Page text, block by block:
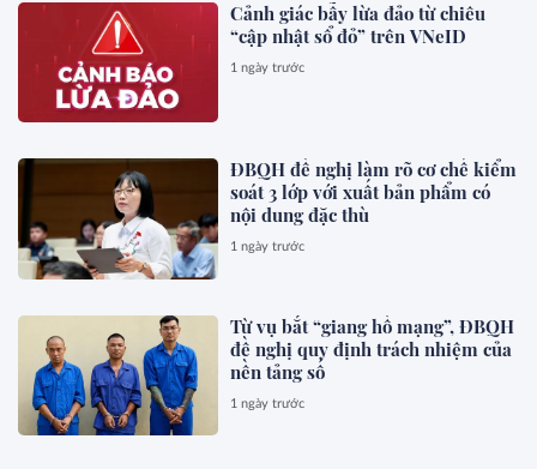
Cảnh giác bẫy lừa đảo từ chiêu
“cập nhật sổ đỏ” trên VNeID
1 ngày trước
ĐBQH đề nghị làm rõ cơ chế kiểm
soát 3 lớp với xuất bản phẩm có
nội dung đặc thù
1 ngày trước
Từ vụ bắt “giang hồ mạng”, ĐBQH
đề nghị quy định trách nhiệm của
nền tảng số
1 ngày trước